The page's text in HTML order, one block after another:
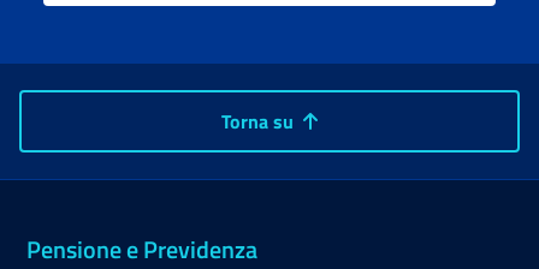
Torna su
Pensione e Previdenza